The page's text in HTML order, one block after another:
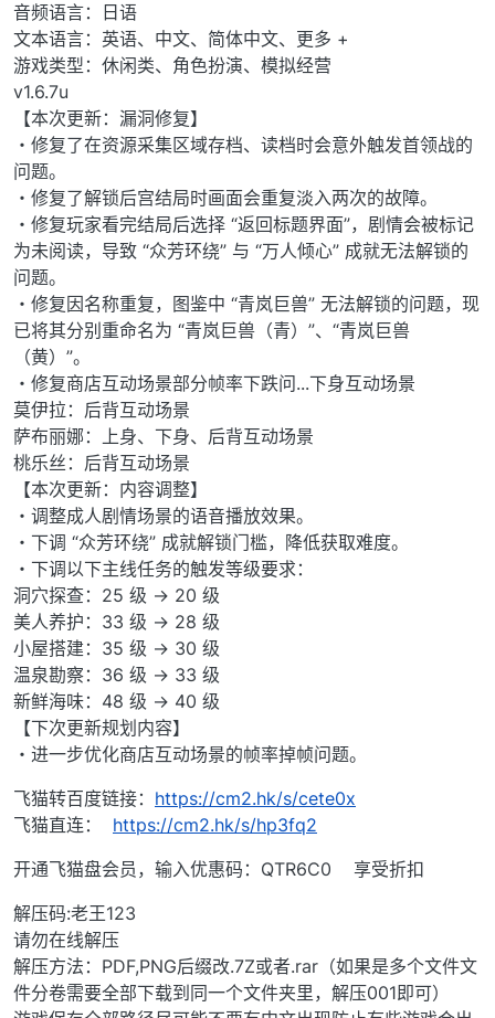
音频语言：日语
文本语言：英语、中文、简体中文、更多 +
游戏类型：休闲类、角色扮演、模拟经营
v1.6.7u
【本次更新：漏洞修复】
・修复了在资源采集区域存档、读档时会意外触发首领战的
问题。
・修复了解锁后宫结局时画面会重复淡入两次的故障。
・修复玩家看完结局后选择 “返回标题界面”，剧情会被标记
为未阅读，导致 “众芳环绕” 与 “万人倾心” 成就无法解锁的
问题。
・修复因名称重复，图鉴中 “青岚巨兽” 无法解锁的问题，现
已将其分别重命名为 “青岚巨兽（青）”、“青岚巨兽
（黄）”。
・修复商店互动场景部分帧率下跌问...下身互动场景
莫伊拉：后背互动场景
萨布丽娜：上身、下身、后背互动场景
桃乐丝：后背互动场景
【本次更新：内容调整】
・调整成人剧情场景的语音播放效果。
・下调 “众芳环绕” 成就解锁门槛，降低获取难度。
・下调以下主线任务的触发等级要求：
洞穴探查：25 级 → 20 级
美人养护：33 级 → 28 级
小屋搭建：35 级 → 30 级
温泉勘察：36 级 → 33 级
新鲜海味：48 级 → 40 级
【下次更新规划内容】
・进一步优化商店互动场景的帧率掉帧问题。
飞猫转百度链接： https://cm2.hk/s/cete0x
飞猫直连： https://cm2.hk/s/hp3fq2
开通飞猫盘会员，输入优惠码：QTR6C0 享受折扣
解压码:老王123
请勿在线解压
解压方法：PDF,PNG后缀改.7Z或者.rar（如果是多个文件文
件分卷需要全部下载到同一个文件夹里，解压001即可）